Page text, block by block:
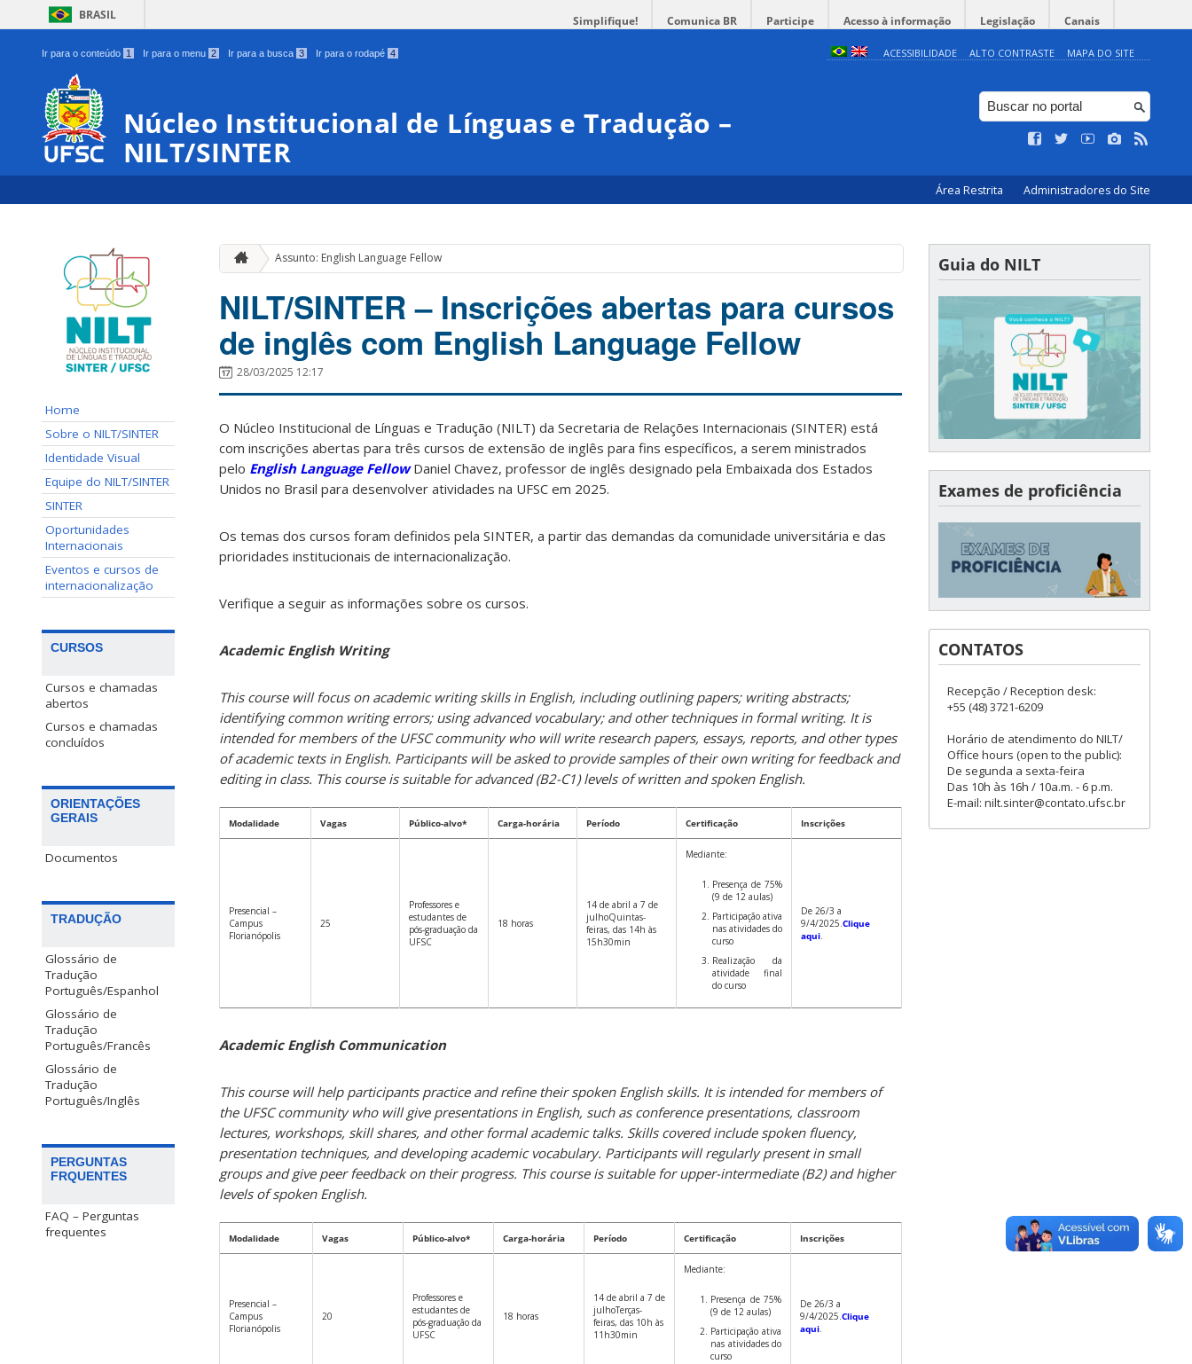
BRASIL Simplifique! Comunica BR Participe Acesso à informação Legislação Canais
Ir para o conteúdo 1 Ir para o menu 2 Ir para a busca 3 Ir para o rodapé 4 ACESSIBILIDADE ALTO CONTRASTE MAPA DO SITE
Núcleo Institucional de Línguas e Tradução –
NILT/SINTER
Área Restrita Administradores do Site
Home
Sobre o NILT/SINTER
Identidade Visual
Equipe do NILT/SINTER
SINTER
Oportunidades
Internacionais
Eventos e cursos de
internacionalização
CURSOS
Cursos e chamadas
abertos
Cursos e chamadas
concluídos
ORIENTAÇÕES
GERAIS
Documentos
TRADUÇÃO
Glossário de
Tradução
Português/Espanhol
Glossário de
Tradução
Português/Francês
Glossário de
Tradução
Português/Inglês
PERGUNTAS
FRQUENTES
FAQ – Perguntas
frequentes
Assunto: English Language Fellow
NILT/SINTER – Inscrições abertas para cursos
de inglês com English Language Fellow
28/03/2025 12:17
O Núcleo Institucional de Línguas e Tradução (NILT) da Secretaria de Relações Internacionais (SINTER) está
com inscrições abertas para três cursos de extensão de inglês para fins específicos, a serem ministrados
pelo English Language FellowDaniel Chavez, professor de inglês designado pela Embaixada dos Estados
Unidos no Brasil para desenvolver atividades na UFSC em 2025.
Os temas dos cursos foram definidos pela SINTER, a partir das demandas da comunidade universitária e das
prioridades institucionais de internacionalização.
Verifique a seguir as informações sobre os cursos.
Academic English Writing
This course will focus on academic writing skills in English, including outlining papers; writing abstracts;
identifying common writing errors; using advanced vocabulary; and other techniques in formal writing. It is
intended for members of the UFSC community who will write research papers, essays, reports, and other types
of academic texts in English. Participants will be asked to provide samples of their own writing for feedback and
editing in class. This course is suitable for advanced (B2-C1) levels of written and spoken English.
Modalidade Vagas Público-alvo* Carga-horária Período Certificação Inscrições
Presencial –
Campus
Florianópolis
25
Professores e
estudantes de
pós-graduação da
UFSC
18 horas
14 de abril a 7 de
julhoQuintas-
feiras, das 14h às
15h30min
Mediante:
Presença de 75%
(9 de 12 aulas)
Participação ativa
nas atividades do
curso
Realização da
atividade final
do curso
De 26/3 a
9/4/2025.Clique
aqui.
Academic English Communication
This course will help participants practice and refine their spoken English skills. It is intended for members of
the UFSC community who will give presentations in English, such as conference presentations, classroom
lectures, workshops, skill shares, and other formal academic talks. Skills covered include spoken fluency,
presentation techniques, and developing academic vocabulary. Participants will regularly present in small
groups and give peer feedback on their progress. This course is suitable for upper-intermediate (B2) and higher
levels of spoken English.
Modalidade Vagas Público-alvo* Carga-horária Período Certificação Inscrições
Presencial –
Campus
Florianópolis
20
Professores e
estudantes de
pós-graduação da
UFSC
18 horas
14 de abril a 7 de
julhoTerças-
feiras, das 10h às
11h30min
Mediante:
Presença de 75%
(9 de 12 aulas)
Participação ativa
nas atividades do
curso
De 26/3 a
9/4/2025.Clique
aqui.
Guia do NILT
Exames de proficiência
CONTATOS
Recepção / Reception desk:
+55 (48) 3721-6209
Horário de atendimento do NILT/
Office hours (open to the public):
De segunda a sexta-feira
Das 10h às 16h / 10a.m. - 6 p.m.
E-mail: nilt.sinter@contato.ufsc.br